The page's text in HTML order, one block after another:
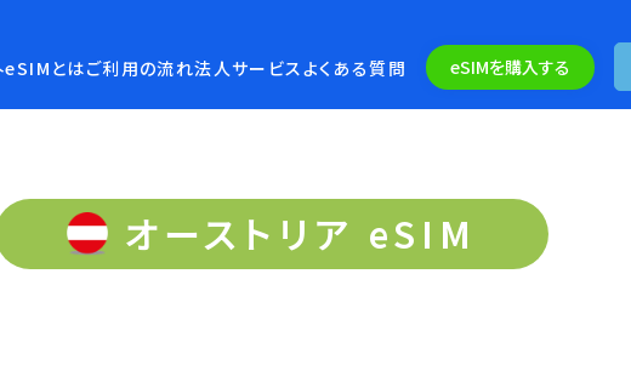
とはご利用の流れ法人サービス よくある質問 eSIMを購入する
オーストリア eSIM